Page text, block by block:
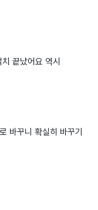
끝났어요 역시
바꾸니 확실히 바꾸기